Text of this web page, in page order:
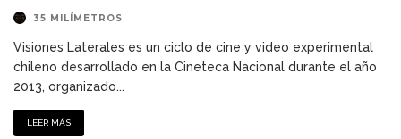
35 MILÍMETROS
Visiones Laterales es un ciclo de cine y video experimental
chileno desarrollado en la Cineteca Nacional durante el año
2013, organizado...
LEER MÁS